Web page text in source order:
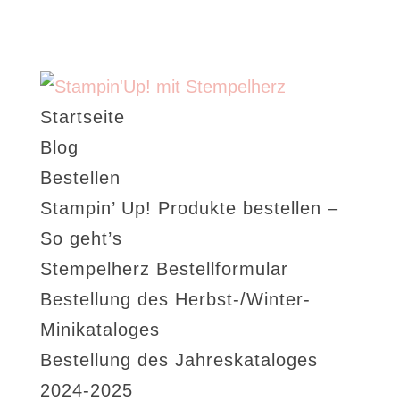
Startseite
Blog
Bestellen
Stampin’ Up! Produkte bestellen –
So geht’s
Stempelherz Bestellformular
Bestellung des Herbst-/Winter-
Minikataloges
Bestellung des Jahreskataloges
2024-2025